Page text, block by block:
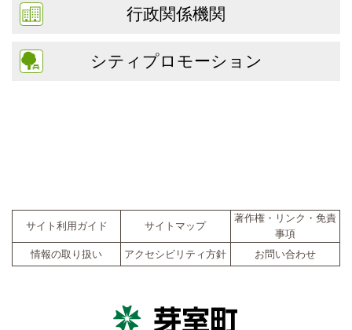
行政関係機関
シティプロモーション
サイト利用ガイド サイトマップ
著作権・リンク・免責
事項
情報の取り扱い
アクセシビリティ方針 お問い合わせ